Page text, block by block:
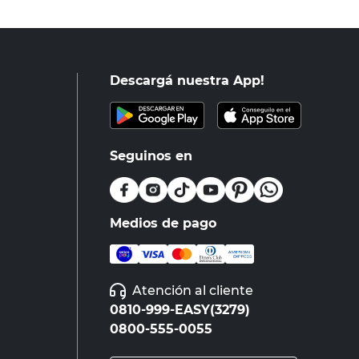
Descargá nuestra App!
Seguinos en
Medios de pago
Atención al cliente
0810-999-EASY(3279)
0800-555-0055